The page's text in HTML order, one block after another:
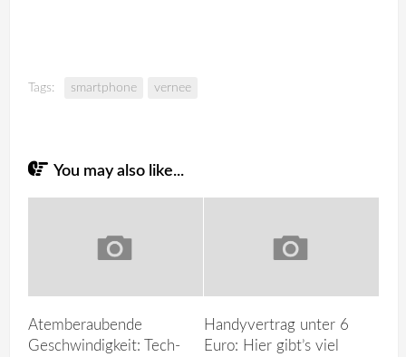
Tags: smartphone vernee
You may also like...
Atemberaubende
Geschwindigkeit: Tech-
Handyvertrag unter 6
Euro: Hier gibt’s viel